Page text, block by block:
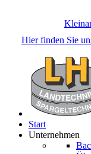
Hier finden Sie
Start
Unternehmen